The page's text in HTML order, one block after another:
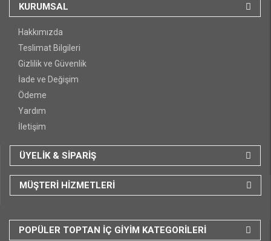
KURUMSAL
Hakkımızda
Teslimat Bilgileri
Gizlilik ve Güvenlik
İade ve Değişim
Ödeme
Yardım
İletişim
ÜYELİK & SİPARİŞ
MÜŞTERİ HİZMETLERİ
POPÜLER TOPTAN İÇ GİYİM KATEGORİLERİ